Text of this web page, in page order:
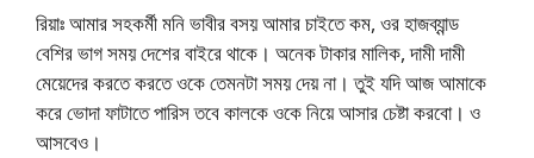
রিয়াঃ আমার সহকর্মী মনি ভাবীর বসয় আমার চাইতে কম, ওর হাজব্যান্ড
বেশির ভাগ সময় দেশের বাইরে থাকে। অনেক টাকার মালিক, দামী দামী
মেয়েদের করতে করতে ওকে তেমনটা সময় দেয় না। তুই যদি আজ আমাকে
করে ভোদা ফাটাতে পারিস তবে কালকে ওকে নিয়ে আসার চেষ্টা করবো। ও
আসবেও।